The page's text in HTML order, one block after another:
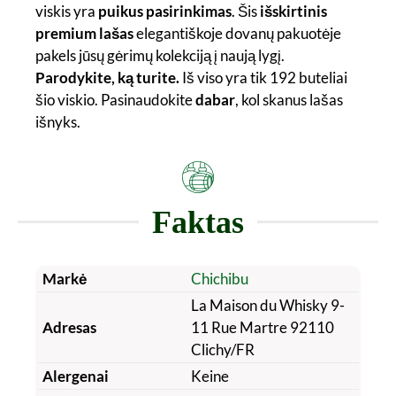
viskis yra puikus pasirinkimas. Šisišskirtinis
premium lašaselegantiškoje dovanų pakuotėje
pakels jūsų gėrimų kolekciją į naują lygį.
Parodykite, ką turite.Iš viso yra tik 192 buteliai
šio viskio. Pasinaudokitedabar, kol skanus lašas
išnyks.
Faktas
Markė Chichibu
Adresas
La Maison du Whisky 9-
11 Rue Martre 92110
Clichy/FR
Alergenai
Keine